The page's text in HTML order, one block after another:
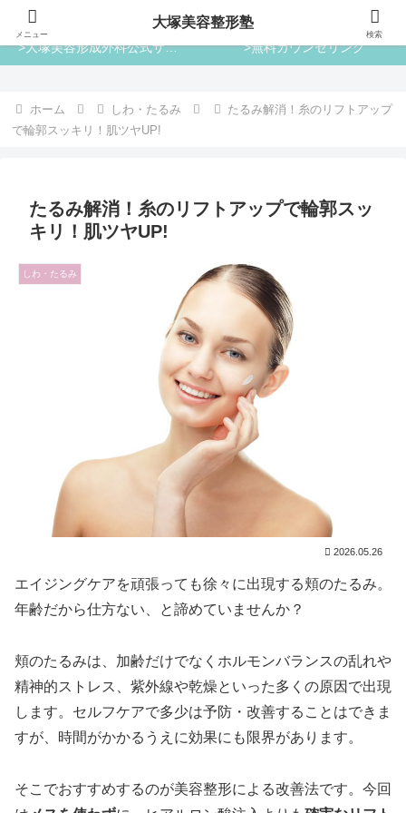
大塚美容整形塾
>大塚美容形成外科公式サイト >無料カウンセリング
ホーム しわ・たるみ
たるみ解消！糸のリフトアップ
で輪郭スッキリ！肌ツヤUP!
たるみ解消！糸のリフトアップで輪郭スッ
キリ！肌ツヤUP!
しわ・たるみ
2026.05.26
エイジングケアを頑張っても徐々に出現する頬のたるみ。
年齢だから仕方ない、と諦めていませんか？
頬のたるみは、加齢だけでなくホルモンバランスの乱れや
精神的ストレス、紫外線や乾燥といった多くの原因で出現
します。セルフケアで多少は予防・改善することはできま
すが、時間がかかるうえに効果にも限界があります。
そこでおすすめするのが美容整形による改善法です。今回
メニュー
大塚美容整形塾
検索